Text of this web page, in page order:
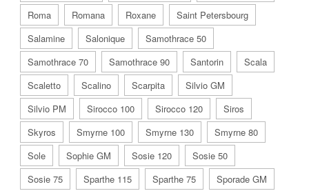
Roma
Romana Roxane
Saint Petersbourg
Salamine
Salonique
Samothrace 50
Samothrace 70
Samothrace 90 Santorin
Scala
Scaletto
Scalino Scarpita
Silvio GM
Silvio PM
Sirocco 100 Sirocco 120
Siros
Skyros
Smyrne 100 Smyrne 130
Smyrne 80
Sole
Sophie GM Sosie 120
Sosie 50
Sosie 75
Sparthe 115 Sparthe 75
Sporade GM